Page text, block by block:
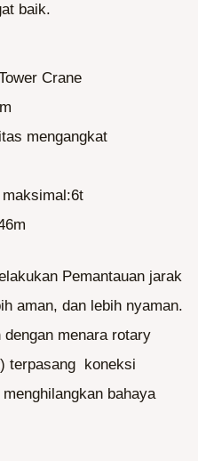
baik.
Crane
mengangkat
Pemantauan jarak
aman, dan lebih nyaman.
menara rotary
terpasang koneksi
bahaya